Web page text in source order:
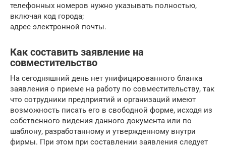
телефонных номеров нужно указывать полностью,
включая код города;
адрес электронной почты.
Как составить заявление на
совместительство
На сегодняшний день нет унифицированного бланка
заявления о приеме на работу по совместительству, так
что сотрудники предприятий и организаций имеют
возможность писать его в свободной форме, исходя из
собственного видения данного документа или по
шаблону, разработанному и утвержденному внутри
фирмы. При этом при составлении заявления следует